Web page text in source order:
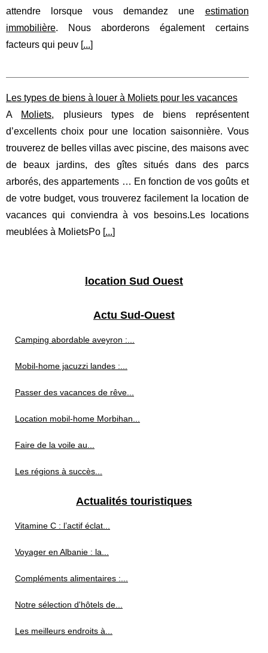
attendre lorsque vous demandez une estimation
immobilière. Nous aborderons également certains
facteurs qui peuv [...]
Les types de biens à louer à Moliets pour les vacances
A
Moliets, plusieurs types de biens représentent
d’excellents choix pour une location saisonnière. Vous
trouverez de belles villas avec piscine, des maisons avec
de beaux jardins, des gîtes situés dans des parcs
arborés, des appartements … En fonction de vos goûts et
de votre budget, vous trouverez facilement la location de
vacances qui conviendra à vos besoins.Les locations
meublées à MolietsPo [...]
location Sud Ouest
Actu Sud-Ouest
Camping abordable aveyron :...
Mobil-home jacuzzi landes :...
Passer des vacances de rêve...
Location mobil-home Morbihan...
Faire de la voile au...
Les régions à succès...
Actualités touristiques
Vitamine C : l’actif éclat...
Voyager en Albanie : la...
Compléments alimentaires :...
Notre sélection d'hôtels de...
Les meilleurs endroits à...